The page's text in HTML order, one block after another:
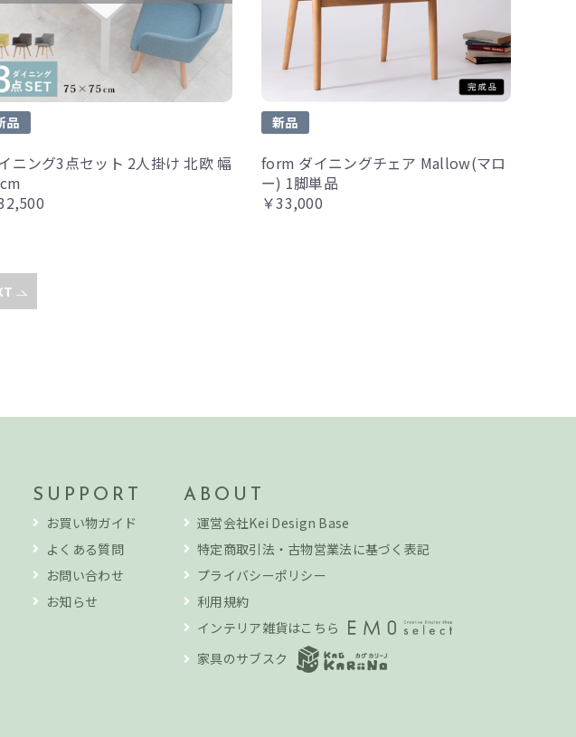
品
ニング3点セット 2人掛け 北欧 幅
新品
form ダイニングチェア Mallow(マロ
ー) 1脚単品
￥33,000
SUPPORT
お買い物ガイド
よくある質問
お問い合わせ
お知らせ
ABOUT
運営会社Kei Design Base
特定商取引法・古物営業法に基づく表記
プライバシーポリシー
利用規約
インテリア雑貨はこちら
家具のサブスク